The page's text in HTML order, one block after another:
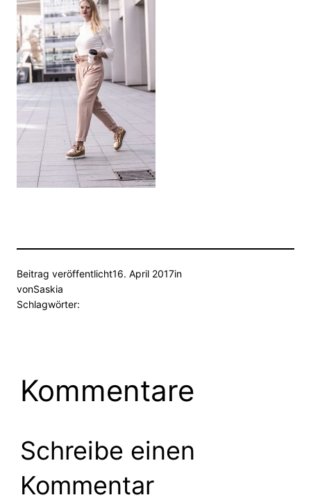
Beitrag veröffentlicht16. April 2017in
vonSaskia
Schlagwörter:
Kommentare
Schreibe einen
Kommentar